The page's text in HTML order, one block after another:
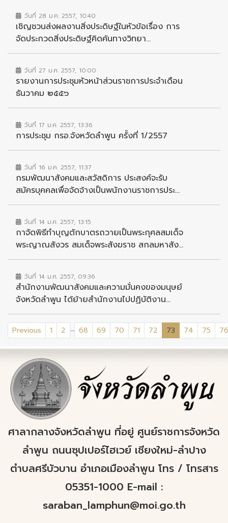
วันที่ 28 ม.ค. 2557, 10:40
เชิญชวนส่งผลงานสิ่งประดิษฐ์ในหัวข้อเรื่อง การ
จัดประกวดสิ่งประดิษฐ์คิดค้นทางวิทยา...
วันที่ 27 ม.ค. 2557, 10:00
รายงานการประชุมหัวหน้าส่วนราชการประจำเดือน
ธันวาคม ๒๕๕๖
วันที่ 17 ม.ค. 2557, 13:36
การประชุม กรอ.จังหวัดลำพูน ครั้งที่ 1/2557
วันที่ 16 ม.ค. 2557, 11:37
กรมพัฒนาสังคมและสวัสดิการ ประสงค์จะรับ
สมัครบุคคลเพื่อจัดจ้างเป็นพนักงานราชการประ...
วันที่ 14 ม.ค. 2557, 13:15
กาจัดพิธีทำบุญตักบาตรถวายเป็นพระกุศลสมเด็จ
พระญาณสังวร สมเด็จพระสังฆราช สกลมหาสัง...
วันที่ 14 ม.ค. 2557, 09:36
สำนักงานพัฒนาสังคมและความมั่นคงของมนุษย์
จังหวัดลำพูน ได้ย้ายสำนักงานไปปฏิบัติงาน...
Previous 1 2 ... 68 69 70 71 72 73 (current)
74 75 76
ศาลากลางจังหวัดลำพูน ที่อยู่ ศูนย์ราชการจังหวัด
ลำพูน ถนนซุปเปอร์ไฮเวย์ เชียงใหม่-ลำปาง
ตำบลศรีบัวบาน อำเภอเมืองลำพูน โทร / โทรสาร
05351-1000 E-mail :
saraban_lamphun@moi.go.th